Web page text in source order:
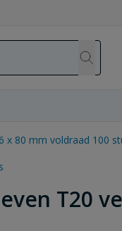
x 80 mm voldraad 100
T20